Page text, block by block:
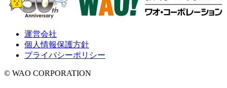
運営会社
個人情報保護方針
プライバシーポリシー
© WAO CORPORATION